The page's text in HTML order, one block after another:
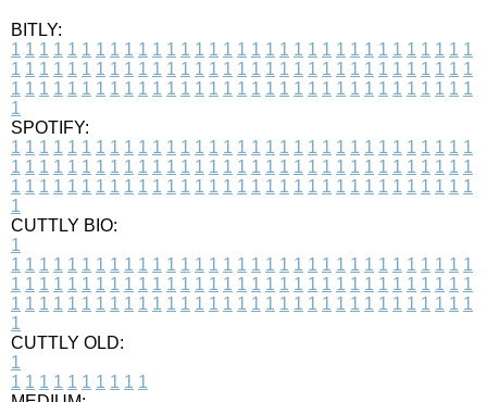
BITLY:
1 1 1 1 1 1 1 1 1 1 1 1 1 1 1 1 1 1 1 1 1 1 1 1 1 1 1 1 1 1 1 1 1
1 1 1 1 1 1 1 1 1 1 1 1 1 1 1 1 1 1 1 1 1 1 1 1 1 1 1 1 1 1 1 1 1
1 1 1 1 1 1 1 1 1 1 1 1 1 1 1 1 1 1 1 1 1 1 1 1 1 1 1 1 1 1 1 1 1
1
SPOTIFY:
1 1 1 1 1 1 1 1 1 1 1 1 1 1 1 1 1 1 1 1 1 1 1 1 1 1 1 1 1 1 1 1 1
1 1 1 1 1 1 1 1 1 1 1 1 1 1 1 1 1 1 1 1 1 1 1 1 1 1 1 1 1 1 1 1 1
1 1 1 1 1 1 1 1 1 1 1 1 1 1 1 1 1 1 1 1 1 1 1 1 1 1 1 1 1 1 1 1 1
1
CUTTLY BIO:
1
1 1 1 1 1 1 1 1 1 1 1 1 1 1 1 1 1 1 1 1 1 1 1 1 1 1 1 1 1 1 1 1 1
1 1 1 1 1 1 1 1 1 1 1 1 1 1 1 1 1 1 1 1 1 1 1 1 1 1 1 1 1 1 1 1 1
1 1 1 1 1 1 1 1 1 1 1 1 1 1 1 1 1 1 1 1 1 1 1 1 1 1 1 1 1 1 1 1 1
1
CUTTLY OLD:
1
1 1 1 1 1 1 1 1 1 1